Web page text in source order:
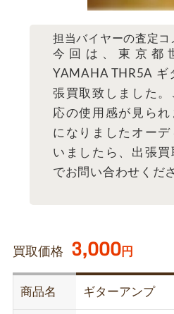
担当バイヤーの査定コ
今回は、東京都
YAMAHA THR5A ギ
張買取致しました。
応の使用感が見ら
になりましたオー
いましたら、出張買
でお問い合わせくだ
買取価格 3,000円
商品名 ギターアンプ